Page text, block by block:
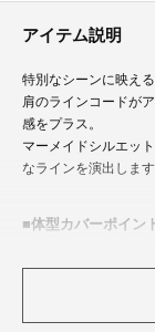
アイテム説明
特別なシーンに映え
肩のラインコードが
感をプラス。
マーメイドシルエッ
なラインを演出します
体型カバーポイン
3サイズ展開で体型に